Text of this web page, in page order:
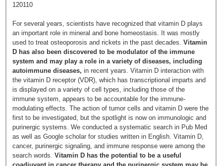
120110
For several years, scientists have recognized that vitamin D plays
an important role in mineral and bone homeostasis. It was mostly
used to treat osteoporosis and rickets in the past decades.Vitamin
D has also been discovered to be modulator of the immune
system and may play a role in a variety of diseases, including
autoimmune diseases, in recent years. Vitamin D interaction with
the vitamin D receptor (VDR), which has transcriptional imparts and
is displayed on a variety of cell types, including those of the
immune system, appears to be accountable for the immune-
modulating effects. The action of tumor cells and vitamin D were the
first to be investigated, but the spotlight is now on immunologic and
purinergic systems. We conducted a systematic search in Pub Med
as well as Google scholar for studies written in English. Vitamin D,
cancer, purinergic signaling, and immune response were among the
search words.Vitamin D has the potential to be a useful